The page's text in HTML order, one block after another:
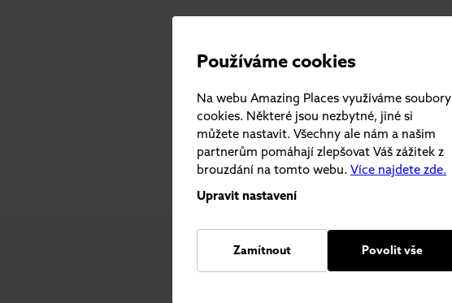
Používáme cookies
Na webu Amazing Places využíváme soubory
cookies. Některé jsou nezbytné, jiné si
můžete nastavit. Všechny ale nám a našim
partnerům pomáhají zlepšovat Váš zážitek z
brouzdání na tomto webu. Více najdete zde.
Upravit nastavení
Zamítnout Povolit vše